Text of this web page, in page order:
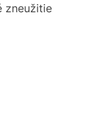
zneužitie